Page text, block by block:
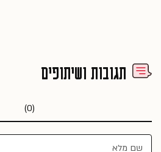
תגובות ושיתופים
(0)